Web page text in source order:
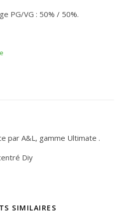
PG/VG : 50% / 50%.
par A&L, gamme Ultimate .
Diy
SIMILAIRES